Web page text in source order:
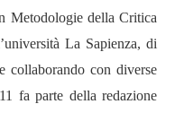
Metodologie della Critica
’universitàLa Sapienza, di
collaborando con diverse
fa parte della redazione